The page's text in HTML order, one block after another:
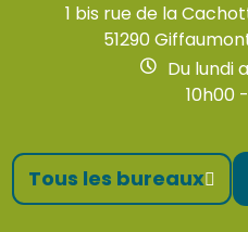
1 bis rue de la
51290
Du lundi
10h00
Tous les bureaux